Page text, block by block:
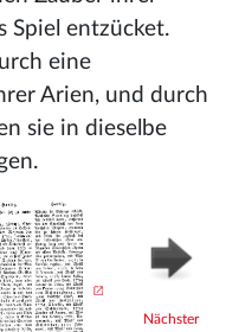
Spiel entzücket.
eine
Arien, und durch
sie in dieselbe
Nächster